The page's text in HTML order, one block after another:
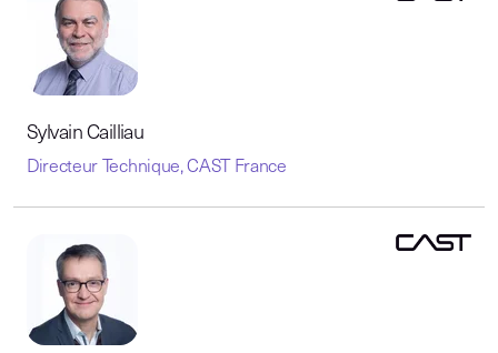
Sylvain Cailliau
Directeur Technique, CAST France